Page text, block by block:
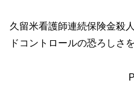
久留米看護師連続保険金殺
ドコントロールの恐ろしさ